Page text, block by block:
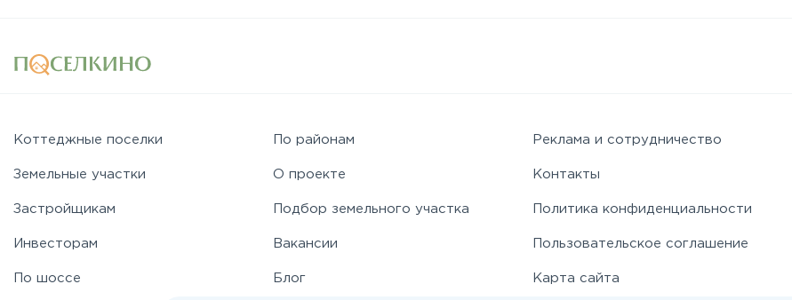
Коттеджные поселки
Земельные участки
Застройщикам
Инвесторам
По шоссе
По районам
О проекте
Подбор земельного участка
Вакансии
Блог
Реклама и сотрудничество
Контакты
Политика конфиденциальности
Пользовательское соглашение
Карта сайта